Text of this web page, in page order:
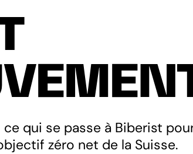
qui se passe à Biberist
zéro net de la Suisse.